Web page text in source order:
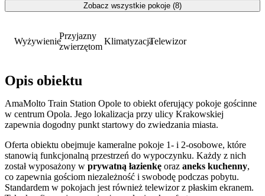
Wyżywienie
Przyjazny
zwierzętom
KlimatyzacjaTelewizor
Opis obiektu
AmaMolto Train Station Opole to obiekt oferujący pokoje gościnne
w centrum Opola. Jego lokalizacja przy ulicy Krakowskiej
zapewnia dogodny punkt startowy do zwiedzania miasta.
Oferta obiektu obejmuje kameralne pokoje 1- i 2-osobowe, które
stanowią funkcjonalną przestrzeń do wypoczynku. Każdy z nich
został wyposażony w prywatną łazienkę oraz aneks kuchenny,
co zapewnia gościom niezależność i swobodę podczas pobytu.
Standardem w pokojach jest również telewizor z płaskim ekranem.
Zobacz wszystkie pokoje (8)